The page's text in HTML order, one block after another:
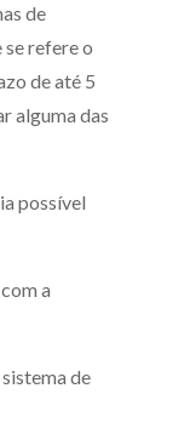
de
refere o
de até 5
alguma das
possível
a
de